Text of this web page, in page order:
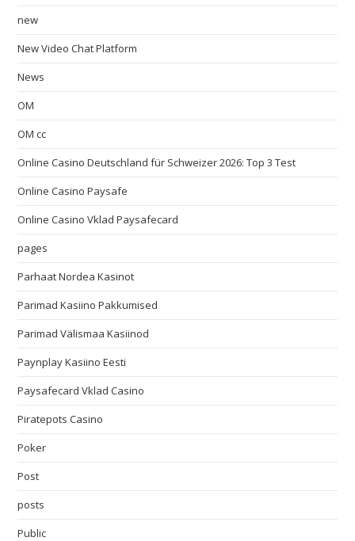
new
New Video Chat Platform
News
OM
OM cc
Online Casino Deutschland für Schweizer 2026: Top 3 Test
Online Casino Paysafe
Online Casino Vklad Paysafecard
pages
Parhaat Nordea Kasinot
Parimad Kasiino Pakkumised
Parimad Välismaa Kasiinod
Paynplay Kasiino Eesti
Paysafecard Vklad Casino
Piratepots Casino
Poker
Post
posts
Public